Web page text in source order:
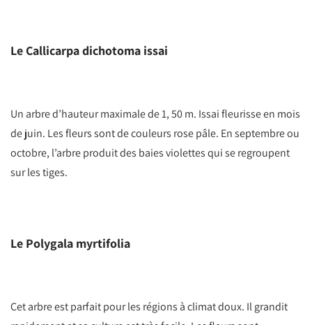
Le Callicarpa dichotoma issai
Un arbre d’hauteur maximale de 1, 50 m. Issai fleurisse en mois
de juin. Les fleurs sont de couleurs rose pâle. En septembre ou
octobre, l’arbre produit des baies violettes qui se regroupent
sur les tiges.
Le Polygala myrtifolia
Cet arbre est parfait pour les régions à climat doux. Il grandit